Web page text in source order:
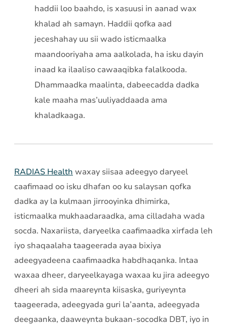
haddii loo baahdo, is xasuusi in aanad wax
khalad ah samayn. Haddii qofka aad
jeceshahay uu sii wado isticmaalka
maandooriyaha ama aalkolada, ha isku dayin
inaad ka ilaaliso cawaaqibka falalkooda.
Dhammaadka maalinta, dabeecadda dadka
kale maaha mas’uuliyaddaada ama
khaladkaaga.
RADIAS Health waxay siisaa adeegyo daryeel
caafimaad oo isku dhafan oo ku salaysan qofka
dadka ay la kulmaan jirrooyinka dhimirka,
isticmaalka mukhaadaraadka, ama cilladaha wada
socda. Naxariista, daryeelka caafimaadka xirfada leh
iyo shaqaalaha taageerada ayaa bixiya
adeegyadeena caafimaadka habdhaqanka. Intaa
waxaa dheer, daryeelkayaga waxaa ku jira adeegyo
dheeri ah sida maareynta kiisaska, guriyeynta
taageerada, adeegyada guri la’aanta, adeegyada
deegaanka, daaweynta bukaan-socodka DBT, iyo in